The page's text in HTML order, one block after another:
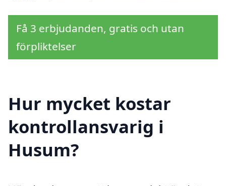
Få 3 erbjudanden, gratis och utan
förpliktelser
Hur mycket kostar
kontrollansvarig i
Husum?